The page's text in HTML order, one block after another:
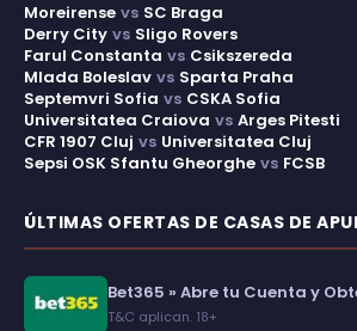
Moreirense vs SC Braga
Derry City vs Sligo Rovers
Farul Constanta vs Csikszereda
Mlada Boleslav vs Sparta Praha
Septemvri Sofia vs CSKA Sofia
Universitatea Craiova vs Arges Pitesti
CFR 1907 Cluj vs Universitatea Cluj
Sepsi OSK Sfantu Gheorghe vs FCSB
ÚLTIMAS OFERTAS DE CASAS DE
Bet365 » Abre tu Cuenta y
T&C aplican. 18+